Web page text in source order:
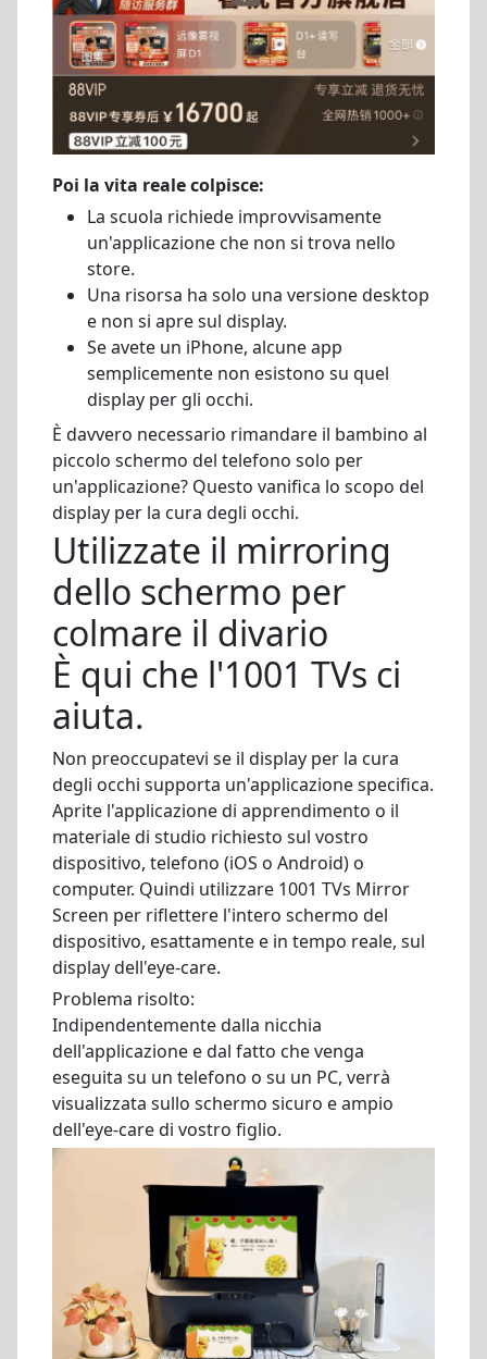
Poi la vita reale colpisce:
La scuola richiede improvvisamente
un'applicazione che non si trova nello
store.
Una risorsa ha solo una versione desktop
e non si apre sul display.
Se avete un iPhone, alcune app
semplicemente non esistono su quel
display per gli occhi.
È davvero necessario rimandare il bambino al
piccolo schermo del telefono solo per
un'applicazione? Questo vanifica lo scopo del
display per la cura degli occhi.
Utilizzate il mirroring
dello schermo per
colmare il divario
È qui che l'1001 TVs ci
aiuta.
Non preoccupatevi se il display per la cura
degli occhi supporta un'applicazione specifica.
Aprite l'applicazione di apprendimento o il
materiale di studio richiesto sul vostro
dispositivo, telefono (iOS o Android) o
computer. Quindi utilizzare 1001 TVs Mirror
Screen per riflettere l'intero schermo del
dispositivo, esattamente e in tempo reale, sul
display dell'eye-care.
Problema risolto:
Indipendentemente dalla nicchia
dell'applicazione e dal fatto che venga
eseguita su un telefono o su un PC, verrà
visualizzata sullo schermo sicuro e ampio
dell'eye-care di vostro figlio.